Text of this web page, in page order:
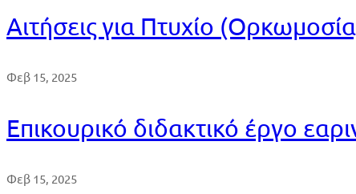
Αιτήσεις για Πτυχίο
Φεβ 15, 2025
Επικουρικό διδακτικό έργο
Φεβ 15, 2025